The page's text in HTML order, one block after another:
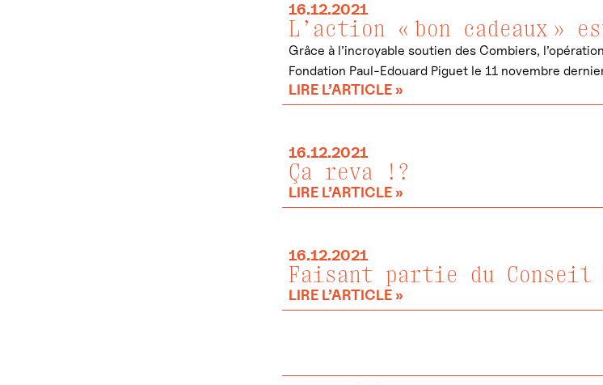
16.12.2021
L’action « bon cadeaux »
Grâce à l’incroyable soutien des Combiers,
Fondation Paul-Edouard Piguet le 11 novembre
LIRE L’ARTICLE »
16.12.2021
Ça reva !?
LIRE L’ARTICLE »
16.12.2021
Faisant partie du Conseil
LIRE L’ARTICLE »